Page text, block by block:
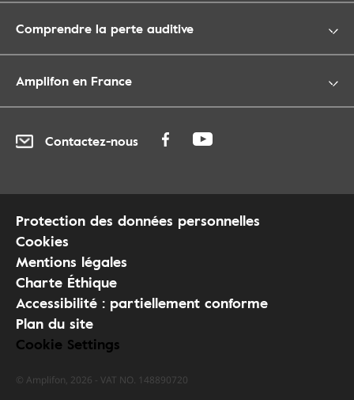
Comprendre la perte auditive
Amplifon en France
Contactez-nous
Protection des données personnelles
Cookies
Mentions légales
Charte Éthique
Accessibilité : partiellement conforme
Plan du site
Cookie Settings
© Amplifon, 2026 - VAT NO. 148890720